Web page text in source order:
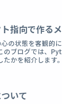
指向で作る
の状態を客観的
のブログでは、
たかを紹介します
いて